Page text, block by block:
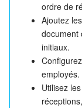
ordre de
Ajoutez
document
initiaux.
employés.
Utilisez